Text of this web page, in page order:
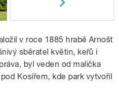
v roce 1885 hrabě Arnošt
sběratel květin, keřů i
byl veden od malička
Kosířem, kde park vytvořil